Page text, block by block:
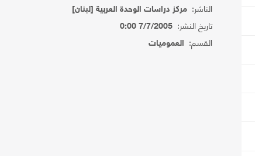
الناشر: مركز دراسات الوحدة العربية [لبنان]
تاريخ النشر: 7/7/2005 0:00
القسم: العموميات